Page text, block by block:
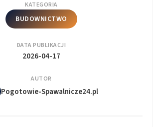
KATEGORIA
BUDOWNICTWO
DATA PUBLIKACJI
2026-04-17
AUTOR
Pogotowie-Spawalnicze24.pl